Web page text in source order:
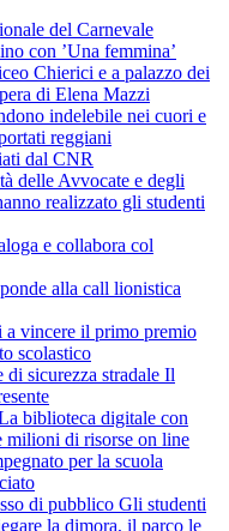
del Carnevale
con ’Una femmina’
Chierici e a palazzo dei
di Elena Mazzi
indelebile nei cuori e
reggiani
dal CNR
delle Avvocate e degli
realizzato gli studenti
e collabora col
alla call lionistica
a vincere il primo premio
scolastico
sicurezza stradale Il
biblioteca digitale con
milioni di risorse on line
per la scuola
di pubblico Gli studenti
la dimora, il parco le